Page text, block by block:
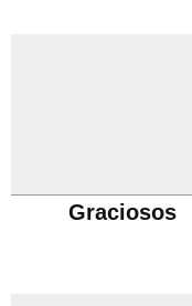
Graciosos